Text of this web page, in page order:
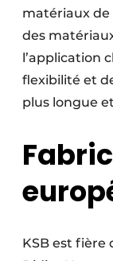
matériaux de
des
l’application
flexibilité et
plus longue
KSB est fière